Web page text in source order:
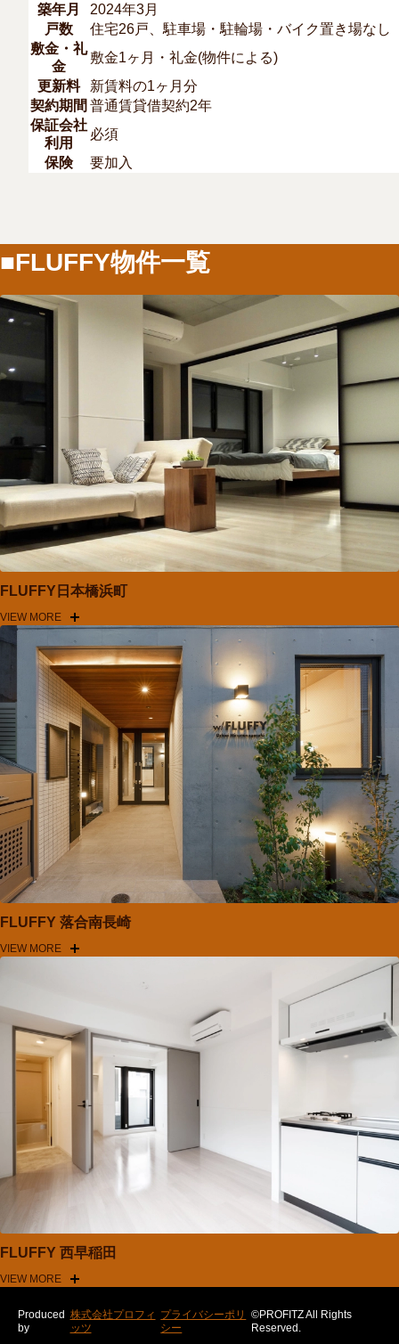
築年月
2024年3月
戸数
住宅26戸、駐車場・駐輪場・バイク置き場なし
敷金・礼
金
敷金1ヶ月・礼金(物件による)
更新料
新賃料の1ヶ月分
契約期間 普通賃貸借契約2年
保証会社
利用
必須
保険
要加入
■FLUFFY物件一覧
FLUFFY日本橋浜町
VIEW MORE
FLUFFY 落合南長崎
VIEW MORE
FLUFFY 西早稲田
VIEW MORE
Produced
by
株式会社プロフィ
ッツ
プライバシーポリ
シー
©PROFITZ All Rights
Reserved.